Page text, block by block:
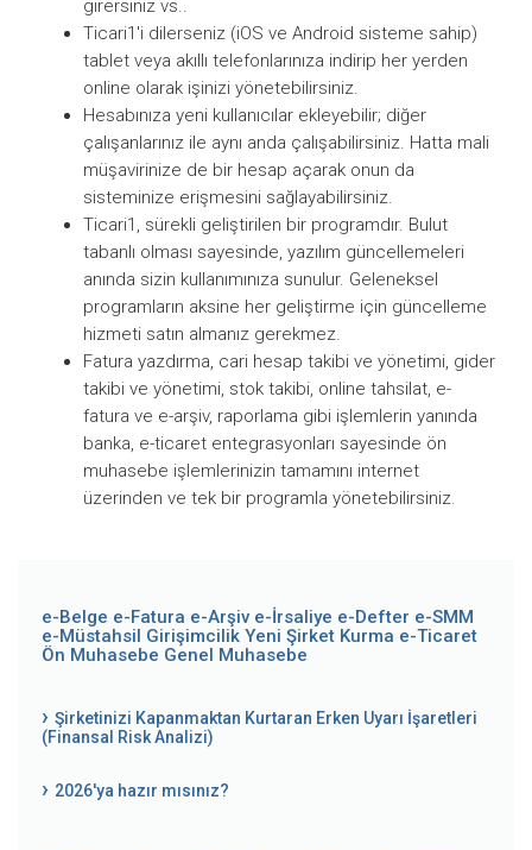
girersiniz vs..
Ticari1'i dilerseniz (iOS ve Android sisteme sahip)
tablet veya akıllı telefonlarınıza indirip her yerden
online olarak işinizi yönetebilirsiniz.
Hesabınıza yeni kullanıcılar ekleyebilir; diğer
çalışanlarınız ile aynı anda çalışabilirsiniz. Hatta mali
müşavirinize de bir hesap açarak onun da
sisteminize erişmesini sağlayabilirsiniz.
Ticari1, sürekli geliştirilen bir programdır. Bulut
tabanlı olması sayesinde, yazılım güncellemeleri
anında sizin kullanımınıza sunulur. Geleneksel
programların aksine her geliştirme için güncelleme
hizmeti satın almanız gerekmez.
Fatura yazdırma, cari hesap takibi ve yönetimi, gider
takibi ve yönetimi, stok takibi, online tahsilat, e-
fatura ve e-arşiv, raporlama gibi işlemlerin yanında
banka, e-ticaret entegrasyonları sayesinde ön
muhasebe işlemlerinizin tamamını internet
üzerinden ve tek bir programla yönetebilirsiniz.
e-Belge e-Fatura e-Arşiv e-İrsaliye e-Defter e-SMM
e-Müstahsil Girişimcilik Yeni Şirket Kurma e-Ticaret
Ön Muhasebe Genel Muhasebe
Şirketinizi Kapanmaktan Kurtaran Erken Uyarı İşaretleri
(Finansal Risk Analizi)
2026'ya hazır mısınız?